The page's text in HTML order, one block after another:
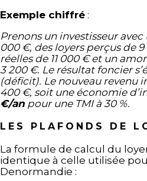
Exemple chiffré :
Prenons un investisseur
000 €, des loyers perçus de
réelles de 11 000 € et un
3 200 €. Le résultat foncier
(déficit). Le nouveau revenu
400 €, soit une économie
€/an pour une TMI à 30 %.
LES PLAFONDS DE
La formule de calcul du
identique à celle utilisée
Denormandie :